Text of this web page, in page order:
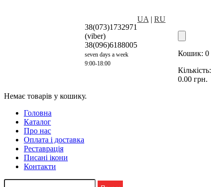
38(073)1732971
(viber)
38(096)6188005
seven days a week
9:00-18:00
UA | RU
Кошик: 0
Кількість:
0.00 грн.
Немає товарів у кошику.
Головна
Каталог
Про нас
Оплата і доставка
Реставрація
Писані ікони
Контакти